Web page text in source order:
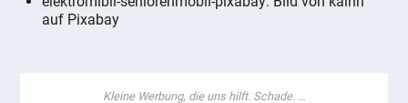
auf Pixabay